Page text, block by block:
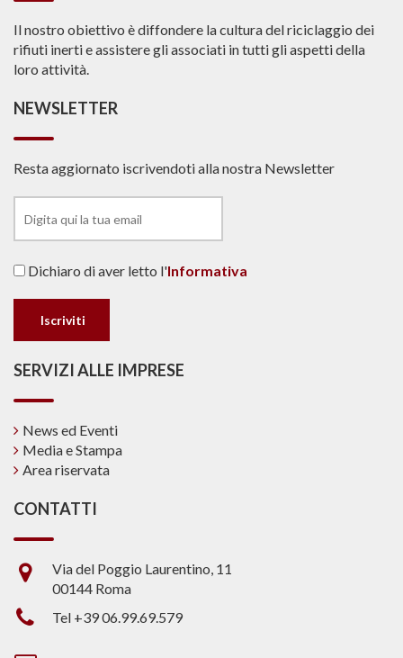
Il nostro obiettivo è diffondere la cultura del riciclaggio dei
rifiuti inerti e assistere gli associati in tutti gli aspetti della
loro attività.
NEWSLETTER
Resta aggiornato iscrivendoti alla nostra Newsletter
Dichiaro di aver letto l'Informativa
SERVIZI ALLE IMPRESE
News ed Eventi
Media e Stampa
Area riservata
CONTATTI
Via del Poggio Laurentino, 11
00144 Roma
Tel +39 06.99.69.579